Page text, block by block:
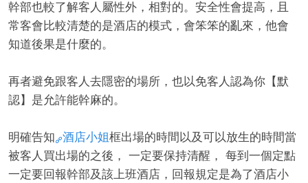
幹部也較了解客人屬性外，相對的。安全性會提高，且
常客會比較清楚的是酒店的模式，會笨笨的亂來，他會
知道後果是什麼的。
再者避免跟客人去隱密的場所，也以免客人認為你【默
認】是允許能幹麻的。
明確告知 酒店小姐框出場的時間以及可以放生的時間當
被客人買出場的之後， 一定要保持清醒， 每到一個定點
一定要回報幹部及該上班酒店，回報規定是為了酒店小